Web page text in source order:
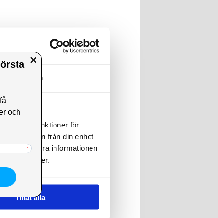
Om
funktioner för
information från din enhet
kombinera informationen
tjänster.
Tillåt alla